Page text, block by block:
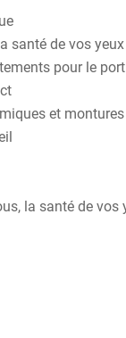
santé de vos yeux
pour le
et montures
la santé de